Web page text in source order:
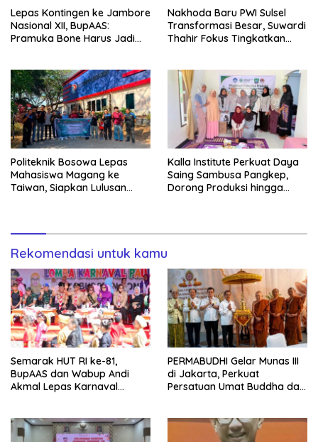
Lepas Kontingen ke Jambore
Nasional XII, BupAAS:
Pramuka Bone Harus Jadi
Nakhoda Baru PWI Sulsel
Transformasi Besar, Suwardi
Thahir Fokus Tingkatkan
Politeknik Bosowa Lepas
Mahasiswa Magang ke
Taiwan, Siapkan Lulusan
Kalla Institute Perkuat Daya
Saing Sambusa Pangkep,
Dorong Produksi hingga
Rekomendasi untuk kamu
Semarak HUT RI ke-81,
BupAAS dan Wabup Andi
Akmal Lepas Karnaval
PERMABUDHI Gelar Munas III
di Jakarta, Perkuat
Persatuan Umat Buddha dan